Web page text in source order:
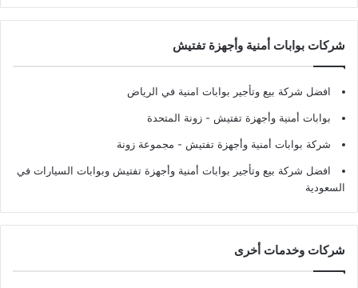
شركات بوابات أمنية وأجهزة تفتيش
افضل شركة بيع وتأجير بوابات امنية في الرياض
بوابات أمنية وأجهزة تفتيش - زونة المتحدة
شركة بوابات أمنية وأجهزة تفتيش - مجموعة زونة
افضل شركة بيع وتأجير بوابات أمنية وأجهزة تفتيش وبوابات السيارات في
السعودية
شركات وخدمات أخرى